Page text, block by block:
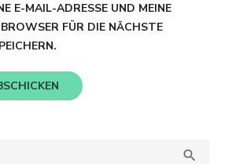
E-MAIL-ADRESSE UND MEINE
FÜR DIE NÄCHSTE
